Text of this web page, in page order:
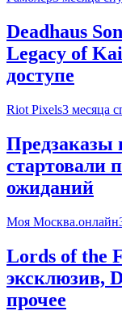
Deadhaus
Legacy of
доступе
Riot Pixels3 месяца
Предзаказы
стартовали
ожиданий
Моя Москва.онлайн
Lords of the
эксклюзив,
прочее